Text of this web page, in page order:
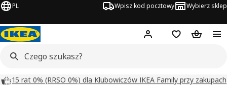
PL Wpisz kod pocztowy Wybierz sklep
Hej! Zaloguj się
Lista zakupowa
Koszyk
15 rat 0% (RRSO 0%) dla Klubowiczów IKEA Family przy zakupach